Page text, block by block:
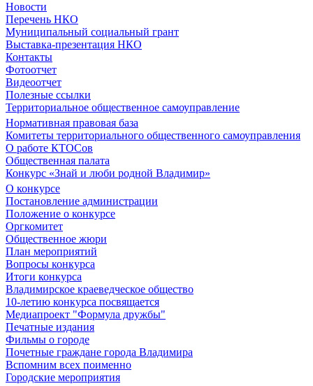
Новости
Перечень НКО
Муниципальный социальный грант
Выставка-презентация НКО
Контакты
Фотоотчет
Видеоотчет
Полезные ссылки
Территориальное общественное самоуправление
Нормативная правовая база
Комитеты территориального общественного самоуправления
О работе КТОСов
Общественная палата
Конкурс «Знай и люби родной Владимир»
О конкурсе
Постановление администрации
Положение о конкурсе
Оргкомитет
Общественное жюри
План мероприятий
Вопросы конкурса
Итоги конкурса
Владимирское краеведческое общество
10-летию конкурса посвящается
Медиапроект "Формула дружбы"
Печатные издания
Фильмы о городе
Почетные граждане города Владимира
Вспомним всех поименно
Городские мероприятия